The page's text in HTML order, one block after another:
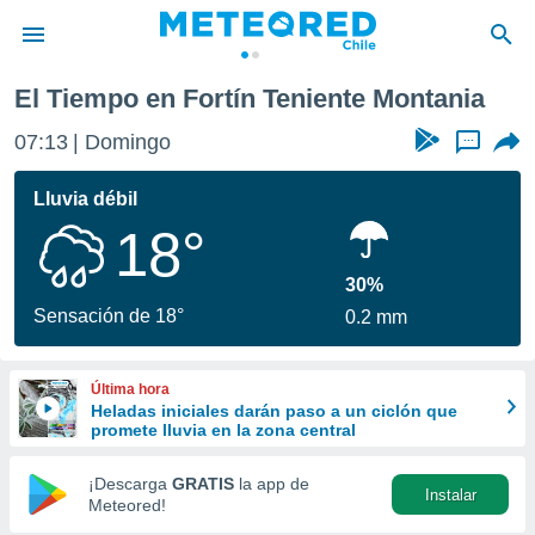
de
por
se
calidad.
a este
las
y
forma
digital
basada
El Tiempo en Fortín Teniente Montania
07:13 Domingo ...
Lluvia débil
18°
Sensación de 18°
30%
0.2 mm
Última hora
Heladas iniciales darán paso a un ciclón que
promete lluvia en la zona central
¡Descarga GRATIS la app de
Meteored!
Instalar